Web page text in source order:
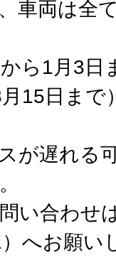
車両は全
ら1月3日
15日まで
が遅れる
い合わせ
）へお願い